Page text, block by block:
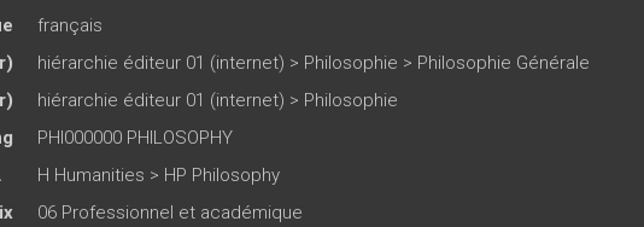
français
hiérarchie éditeur 01 (internet) > Philosophie > Philosophie Générale
hiérarchie éditeur 01 (internet) > Philosophie
PHI000000 PHILOSOPHY
H Humanities > HP Philosophy
06 Professionnel et académique